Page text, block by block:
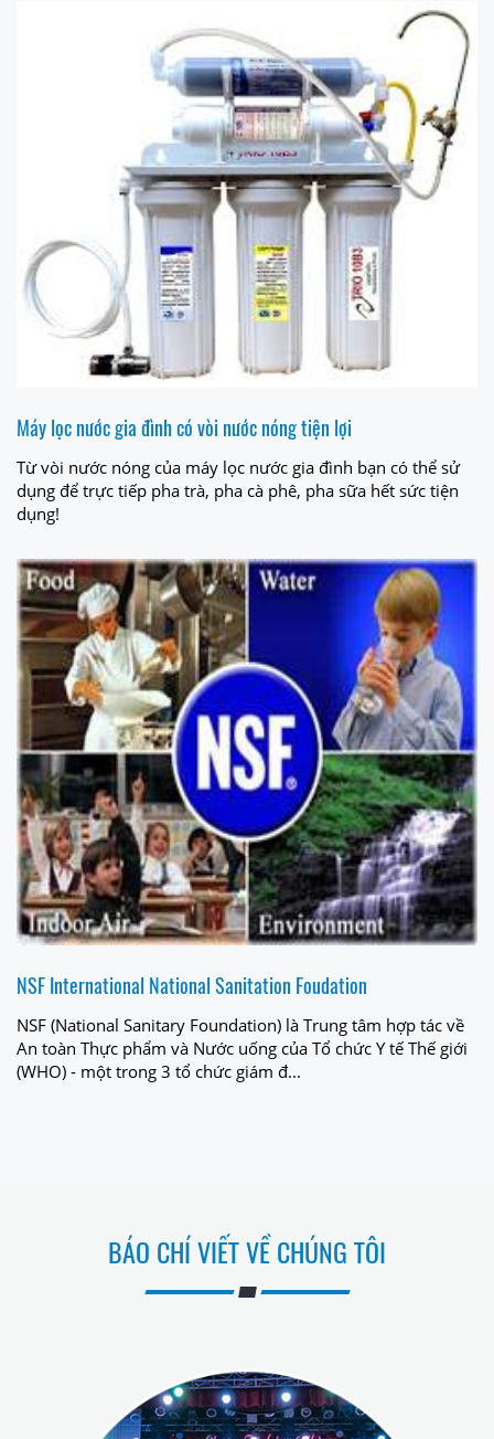
Máy lọc nước gia đình có vòi nước nóng tiện lợi
Từ vòi nước nóng của máy lọc nước gia đình bạn có thể sử
dụng để trực tiếp pha trà, pha cà phê, pha sữa hết sức tiện
dụng!
NSF International National Sanitation Foudation
NSF (National Sanitary Foundation) là Trung tâm hợp tác về
An toàn Thực phẩm và Nước uống của Tổ chức Y tế Thế giới
(WHO) - một trong 3 tổ chức giám đ...
BÁO CHÍ VIẾT VỀ CHÚNG TÔI